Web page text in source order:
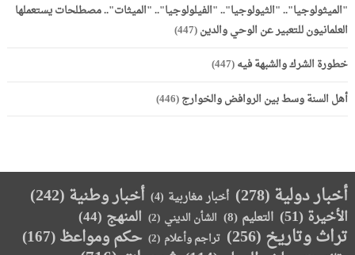
"الميثولوجيا".. "الثيولوجيا".. "الفيلولوجيا".. "الميثات".. مصطلحات يستعملها
العلمانيون للتعبير عن الوحي والدين(447)
خطورة الشرك والشبهة فيه(447)
أهل السنة وسط بين الروافض والخوارج(446)
أخبار دولية(278) أخبار مغاربية (4) أخبار وطنية(242)
الأخيرة (51) التعليم (8) الشأن الديني (2) المنهج (44)
تراث وتاريخ(256) تراجم وأعلام (2) حكم ومواعظ(167)